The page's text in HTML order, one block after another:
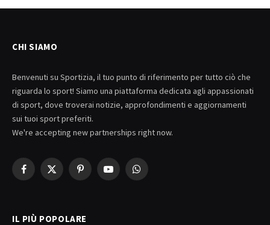
CHI SIAMO
Benvenuti su Sportizia, il tuo punto di riferimento per tutto ciò che
riguarda lo sport! Siamo una piattaforma dedicata agli appassionati
di sport, dove troverai notizie, approfondimenti e aggiornamenti
sui tuoi sport preferiti.
We're accepting new partnerships right now.
Facebook
X
PinterestYouTubeWhatsApp
IL PIÙ POPOLARE